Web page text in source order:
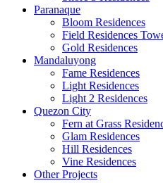
Paranaque
Bloom Residences
Field Residences
Gold Residences
Mandaluyong
Fame Residences
Light Residences
Light 2 Residences
Quezon City
Fern at Grass
Glam Residences
Hill Residences
Vine Residences
Other Projects